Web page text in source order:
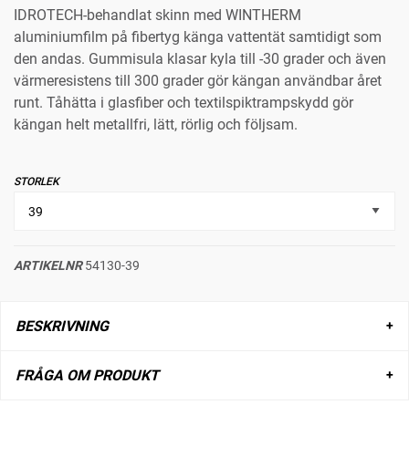
IDROTECH-behandlat skinn med WINTHERM
aluminiumfilm på fibertyg känga vattentät samtidigt som
den andas. Gummisula klasar kyla till -30 grader och även
värmeresistens till 300 grader gör kängan användbar året
runt. Tåhätta i glasfiber och textilspiktrampskydd gör
kängan helt metallfri, lätt, rörlig och följsam.
STORLEK
ARTIKELNR54130-39
BESKRIVNING
FRÅGA OM PRODUKT